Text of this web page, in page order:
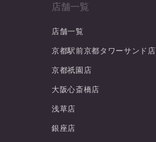
店舗一覧
店舗一覧
京都駅前京都タワーサンド店
京都祇園店
大阪心斎橋店
浅草店
銀座店